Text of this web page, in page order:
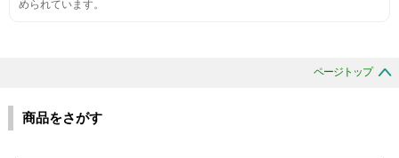
められています。
ページトップ
商品をさがす